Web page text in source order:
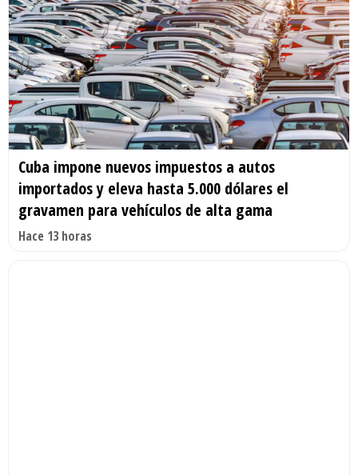
Cuba impone nuevos impuestos a autos
importados y eleva hasta 5.000 dólares el
gravamen para vehículos de alta gama
Hace 13 horas